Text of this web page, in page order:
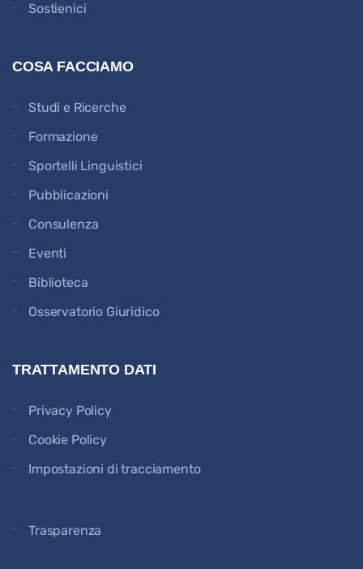
Sostienici
COSA FACCIAMO
Studi e Ricerche
Formazione
Sportelli Linguistici
Pubblicazioni
Consulenza
Eventi
Biblioteca
Osservatorio Giuridico
TRATTAMENTO DATI
Privacy Policy
Cookie Policy
Impostazioni di tracciamento
Trasparenza